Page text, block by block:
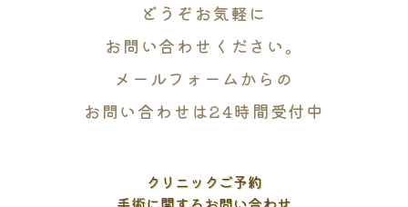
どうぞお気軽に
お問い合わせください。
メールフォームからの
お問い合わせは24時間受付中
クリニックご予約